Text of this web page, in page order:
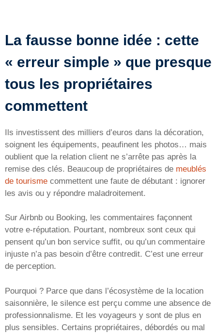
La fausse bonne idée : cette
« erreur simple » que presque
tous les propriétaires
commettent
Ils investissent des milliers d’euros dans la décoration,
soignent les équipements, peaufinent les photos… mais
oublient que la relation client ne s’arrête pas après la
remise des clés. Beaucoup de propriétaires de meublés
de tourisme commettent une faute de débutant : ignorer
les avis ou y répondre maladroitement.
Sur Airbnb ou Booking, les commentaires façonnent
votre e-réputation. Pourtant, nombreux sont ceux qui
pensent qu’un bon service suffit, ou qu’un commentaire
injuste n’a pas besoin d’être contredit. C’est une erreur
de perception.
Pourquoi ? Parce que dans l’écosystème de la location
saisonnière, le silence est perçu comme une absence de
professionnalisme. Et les voyageurs y sont de plus en
plus sensibles. Certains propriétaires, débordés ou mal